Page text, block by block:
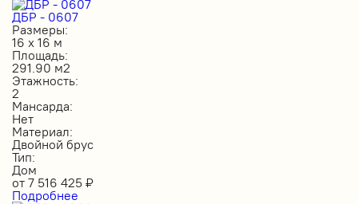
ДБР - 0607
Размеры:
16 х 16 м
Площадь:
291.90 м2
Этажность:
2
Мансарда:
Нет
Материал:
Двойной брус
Тип:
Дом
от 7 516 425 ₽
Подробнее